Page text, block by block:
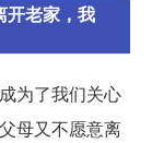
开老家，我
为了我们关心
母又不愿意离